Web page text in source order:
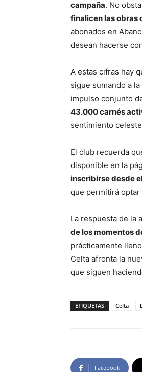
campaña. No
finalicen las obras
abonados en
desean hacerse
A estas cifras hay
sigue sumando a
impulso conjunto
43.000 carnés
sentimiento
El club recuerda
disponible en la
inscribirse desde
que permitirá
La respuesta de la
de los momentos
prácticamente
Celta afronta la
que siguen
ETIQUETAS Celta
Facebook